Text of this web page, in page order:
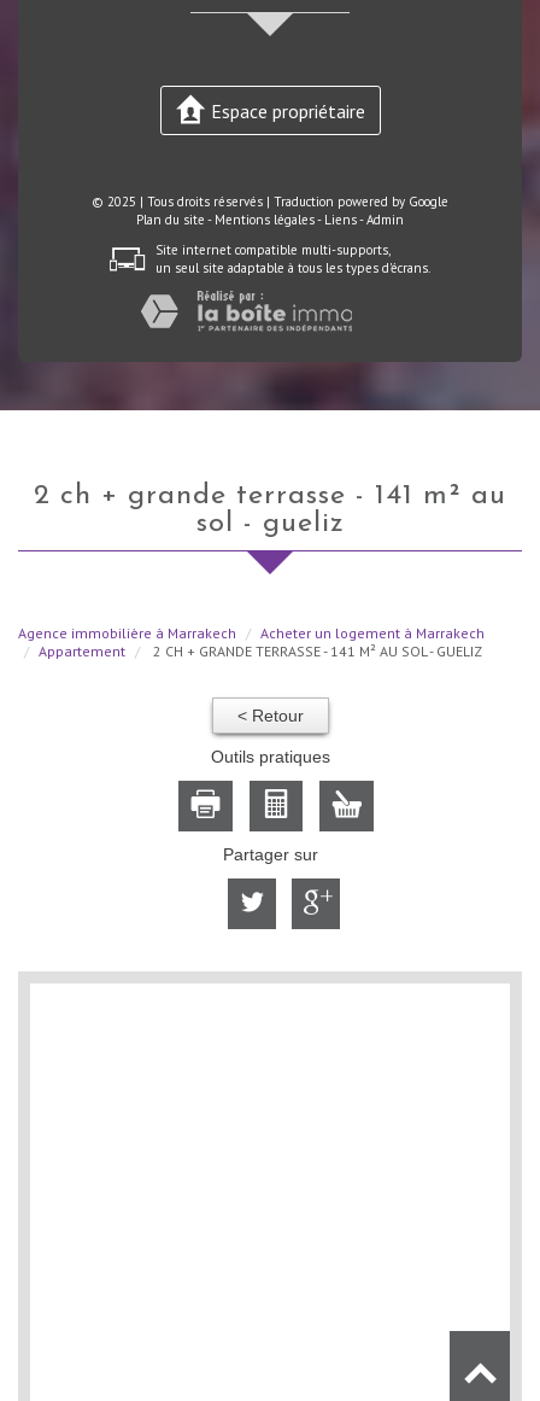
Espace propriétaire
© 2025 | Tous droits réservés | Traduction powered by Google
Plan du site - Mentions légales- Liens-Admin
Site internet compatible multi-supports,
un seul site adaptable à tous les types d'écrans.
2 ch + grande terrasse - 141 m² au
sol - gueliz
Agence immobilière à Marrakech
Acheter un logement à Marrakech
Appartement
2 CH + GRANDE TERRASSE - 141 M² AU SOL - GUELIZ
< Retour
Outils pratiques
Partager sur